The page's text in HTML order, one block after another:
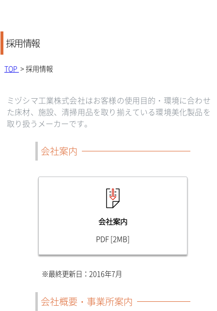
採用情報
TOP > 採用情報
ミヅシマ工業株式会社はお客様の使用目的・環境に合わせ
た床材、施設、清掃用品を取り揃えている環境美化製品を
取り扱うメーカーです。
会社案内
会社案内
PDF [2MB]
※最終更新日：2016年7月
会社概要・事業所案内